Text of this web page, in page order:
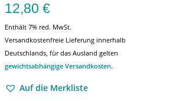
12,80 €
Enthält 7% red. MwSt.
Versandkostenfreie Lieferung innerhalb
Deutschlands, für das Ausland gelten
gewichtsabhängige Versandkosten.
Auf die Merkliste